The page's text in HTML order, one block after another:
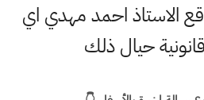
الاستاذ احمد مهدي اي
حيال ذلك